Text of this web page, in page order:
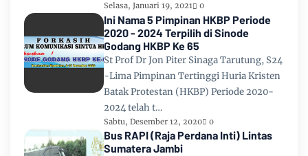
Selasa, Januari 19, 2021 0
Ini Nama 5 Pimpinan HKBP Periode
2020 - 2024 Terpilih di Sinode
Godang HKBP Ke 65
St Prof Dr Jon Piter Sinaga Tarutung, S24
-Lima Pimpinan Tertinggi Huria Kristen
Batak Protestan (HKBP) Periode 2020-
2024 telah t…
Sabtu, Desember 12, 2020 0
Bus RAPI (Raja Perdana Inti) Lintas
Sumatera Jambi